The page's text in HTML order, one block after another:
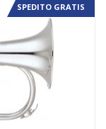
SPEDITO GRATIS